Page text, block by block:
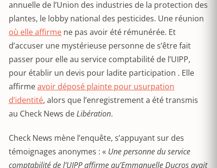
annuelle de l’Union des industries de la protection des
plantes, le lobby national des pesticides. Une réunion
où elle affirme ne pas avoir été rémunérée. Et
d’accuser une mystérieuse personne de s’être fait
passer pour elle au service comptabilité de l’UIPP,
pour établir un devis pour ladite participation . Elle
affirmeavoir déposé plainte pour usurpation
d’identité, alors que l’enregistrement a été transmis
au Check News deLibération.
Check News mène l’enquête, s’appuyant sur des
témoignages anonymes : « Une personne du service
comptabilité de l’UIPP affirme qu’Emmanuelle Ducros avait